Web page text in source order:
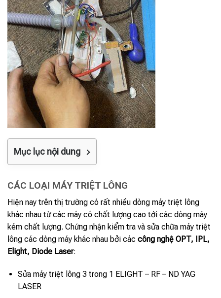
Mục lục nội dung
CÁC LOẠI MÁY TRIỆT LÔNG
Hiện nay trên thị trường có rất nhiều dòng máy triệt lông
khác nhau từ các máy có chất lượng cao tới các dòng máy
kém chất lượng. Chứng nhận kiểm tra và sửa chữa máy triệt
lông các dòng máy khác nhau bởi các công nghệ OPT, IPL,
Elight, Diode Laser:
Sửa máy triệt lông 3 trong 1 ELIGHT – RF – ND YAG
LASER